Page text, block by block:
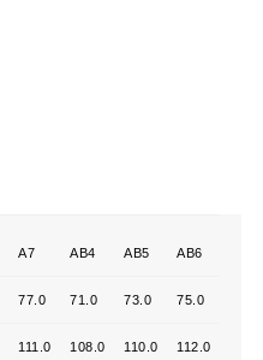
A7 AB4 AB5 AB6
77.0 71.0 73.0 75.0
111.0 108.0 110.0 112.0